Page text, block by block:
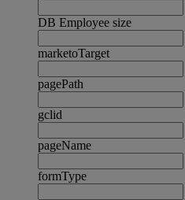
DB Employee size
marketoTarget
pagePath
gclid
pageName
formType